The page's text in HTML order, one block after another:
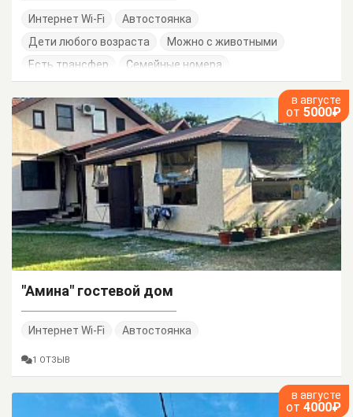
Интернет Wi-Fi
Автостоянка
Дети любого возраста
Можно с животными
Есть трансфер
Семейные номера
в августе
от 5000₽
"Амина" гостевой дом
Интернет Wi-Fi Автостоянка
1 ОТЗЫВ
в августе
от 4000₽